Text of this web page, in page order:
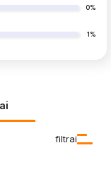
0%
1%
filtrai